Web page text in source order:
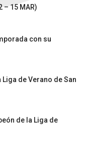
– 15 MAR)
con su
Liga de Verano de San
de la Liga de